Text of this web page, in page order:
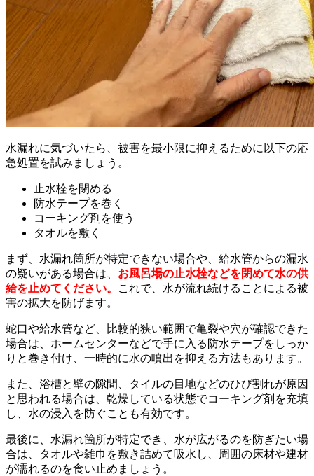
水漏れに気づいたら、被害を最小限に抑えるために以下の応
急処置を試みましょう。
止水栓を閉める
防水テープを巻く
コーキング剤を使う
タオルを敷く
まず、水漏れ箇所が特定できない場合や、給水管からの漏水
の疑いがある場合は、 お風呂場の止水栓などを閉めて水の供
給を止めてください。
これで、水が流れ続けることによる被
害の拡大を防げます。
蛇口や給水管など、比較的狭い範囲で亀裂や穴が確認できた
場合は、ホームセンターなどで手に入る防水テープをしっか
りと巻き付け、一時的に水の噴出を抑える方法もあります。
また、浴槽と壁の隙間、タイルの目地などのひび割れが原因
と思われる場合は、乾燥している状態でコーキング剤を充填
し、水の浸入を防ぐことも有効です。
最後に、水漏れ箇所が特定でき、水が広がるのを防ぎたい場
合は、タオルや雑巾を敷き詰めて吸水し、周囲の床材や建材
が濡れるのを食い止めましょう。